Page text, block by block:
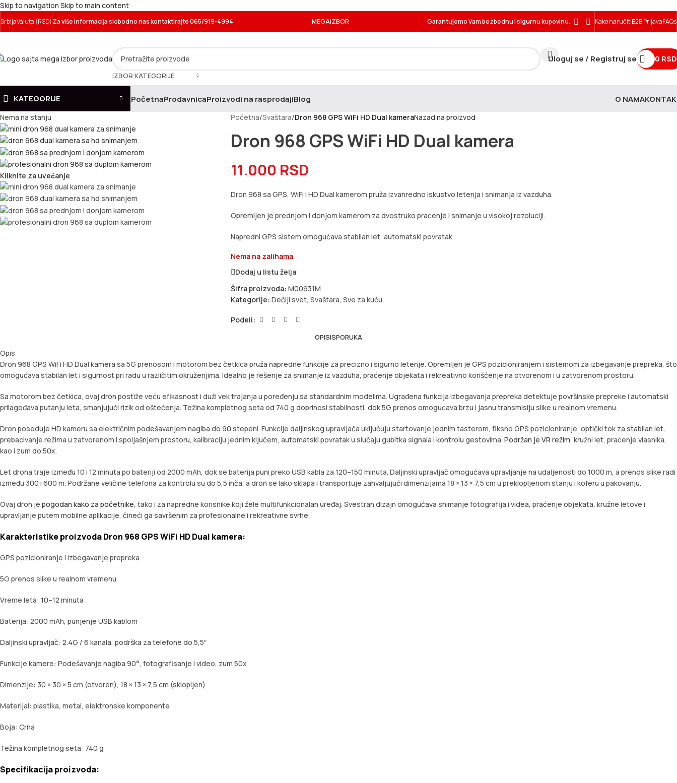
Skip to navigation Skip to main content
SrbijaValuta (RSD)Za više informacija slobodno nas kontaktirajte 065/919-4994 MEGAIZBOR Garantujemo Vam bezbednu i sigurnu kupovinu. Kako naručitiB2B PrijavaFAQs
IZBOR KATEGORIJE
Uloguj se / Registruj se 0 RSD
KATEGORIJE PočetnaProdavnicaProizvodi na rasprodajiBlog O NAMA
Nema na stanju
Kliknite za uvećanje
Početna/Svaštara/Dron 968 GPS WiFi HD Dual kameraNazad na proizvod
Dron 968 GPS WiFi HD Dual kamera
11.000 RSD
Dron 968 sa GPS, WiFi i HD Dual kamerom pruža izvanredno iskustvo letenja i snimanja iz vazduha.
Opremljen je prednjom i donjom kamerom za dvostruko praćenje i snimanje u visokoj rezoluciji.
Napredni GPS sistem omogućava stabilan let, automatski povratak.
Nema na zalihama
Dodaj u listu želja
Šifra proizvoda: M00931M
Kategorije: Dečiji svet, Svaštara, Sve za kuću
Podeli:
OPISISPORUKA
Opis
Dron 968 GPS WiFi HD Dual kamera sa 5G prenosom i motorom bez četkica pruža napredne funkcije za precizno i sigurno letenje. Opremljen je GPS pozicioniranjem i sistemom za izbegavanje prepreka, što
omogućava stabilan let i sigurnost pri radu u različitim okruženjima. Idealno je rešenje za snimanje iz vazduha, praćenje objekata i rekreativno korišćenje na otvorenom i u zatvorenom prostoru.
Sa motorom bez četkica, ovaj dron postiže veću efikasnost i duži vek trajanja u poređenju sa standardnim modelima. Ugrađena funkcija izbegavanja prepreka detektuje površinske prepreke i automatski
prilagođava putanju leta, smanjujući rizik od oštećenja. Težina kompletnog seta od 740 g doprinosi stabilnosti, dok 5G prenos omogućava brzu i jasnu transmisiju slike u realnom vremenu.
Dron poseduje HD kameru sa električnim podešavanjem nagiba do 90 stepeni. Funkcije daljinskog upravljača uključuju startovanje jednim tasterom, fiksno GPS pozicioniranje, optički tok za stabilan let,
prebacivanje režima u zatvorenom i spoljašnjem prostoru, kalibraciju jednim ključem, automatski povratak u slučaju gubitka signala i kontrolu gestovima. Podržan je VR režim, kružni let, praćenje vlasnika,
kao i zum do 50x.
Let drona traje između 10 i 12 minuta po bateriji od 2000 mAh, dok se baterija puni preko USB kabla za 120–150 minuta. Daljinski upravljač omogućava upravljanje na udaljenosti do 1000 m, a prenos slike radi
između 300 i 600 m. Podržane veličine telefona za kontrolu su do 5,5 inča, a dron se lako sklapa i transportuje zahvaljujući dimenzijama 18 × 13 × 7,5 cm u preklopljenom stanju i koferu u pakovanju.
Ovaj dron je pogodan kako za početnike, tako i za napredne korisnike koji žele multifunkcionalan uređaj. Svestran dizajn omogućava snimanje fotografija i videa, praćenje objekata, kružne letove i
upravljanje putem mobilne aplikacije, čineći ga savršenim za profesionalne i rekreativne svrhe.
Karakteristike proizvoda Dron 968 GPS WiFi HD Dual kamera:
GPS pozicioniranje i izbegavanje prepreka
5G prenos slike u realnom vremenu
Vreme leta: 10–12 minuta
Baterija: 2000 mAh, punjenje USB kablom
Daljinski upravljač: 2.4G / 6 kanala, podrška za telefone do 5,5″
Funkcije kamere: Podešavanje nagiba 90°, fotografisanje i video, zum 50x
Dimenzije: 30 × 30 × 5 cm (otvoren), 18 × 13 × 7,5 cm (sklopljen)
Materijal: plastika, metal, elektronske komponente
Boja: Crna
Težina kompletnog seta: 740 g
Specifikacija proizvoda: